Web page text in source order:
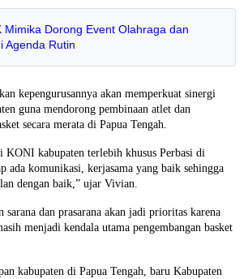
Mimika Dorong Event Olahraga dan
Agenda Rutin
kepengurusannya akan memperkuat sinergi
guna mendorong pembinaan atlet dan
secara merata di Papua Tengah.
KONI kabupaten terlebih khusus Perbasi di
ada komunikasi, kerjasama yang baik sehingga
dengan baik,” ujar Vivian.
sarana dan prasarana akan jadi prioritas karena
menjadi kendala utama pengembangan basket
kabupaten di Papua Tengah, baru Kabupaten